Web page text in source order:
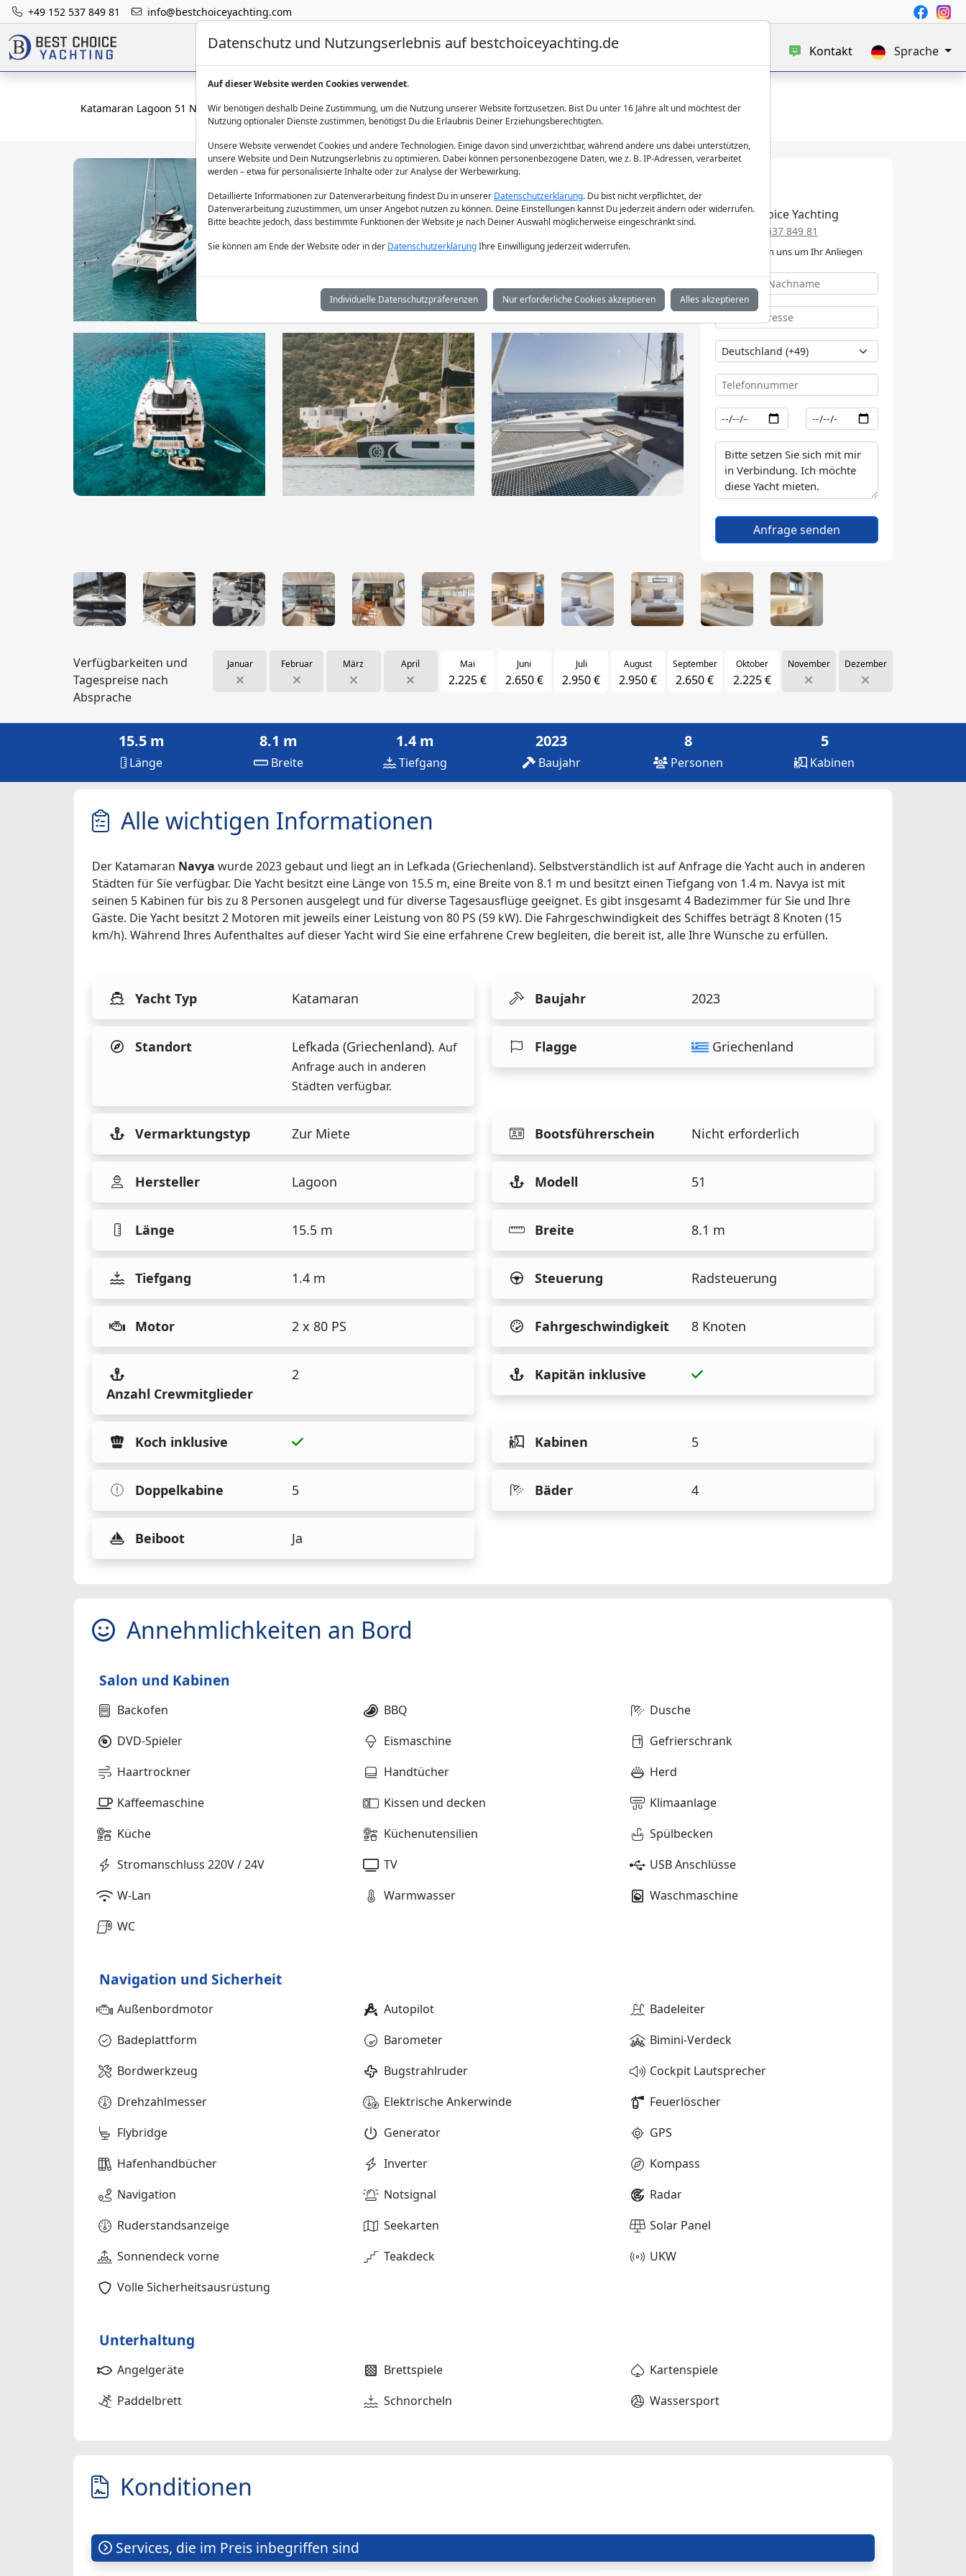
+49 152 537 849 81 info@bestchoiceyachting.com
Luxus Yacht Charter Yacht Charter Yacht Verkauf Kontakt Sprache
Katamaran Lagoon 51 Navya - Charter Lefkada Ionisches Meer
Best Choice Yachting
+49 152 537 849 81
Wir kümmern uns um Ihr Anliegen
Anfrage senden
Verfügbarkeiten und
Tagespreise nach
Absprache
Januar Februar März April Mai
2.225 €
Juni
2.650 €
Juli
2.950 €
August
2.950 €
September
2.650 €
Oktober
2.225 €
November Dezember
15.5 m
Länge
8.1 m
Breite
1.4 m
Tiefgang
2023
Baujahr
8
Personen
5
Kabinen
Alle wichtigen Informationen
Der Katamaran Navya wurde 2023 gebaut und liegt an in Lefkada (Griechenland). Selbstverständlich ist auf Anfrage die Yacht auch in anderen
Städten für Sie verfügbar. Die Yacht besitzt eine Länge von 15.5 m, eine Breite von 8.1 m und besitzt einen Tiefgang von 1.4 m. Navya ist mit
seinen 5 Kabinen für bis zu 8 Personen ausgelegt und für diverse Tagesausflüge geeignet. Es gibt insgesamt 4 Badezimmer für Sie und Ihre
Gäste. Die Yacht besitzt 2 Motoren mit jeweils einer Leistung von 80 PS (59 kW). Die Fahrgeschwindigkeit des Schiffes beträgt 8 Knoten (15
km/h). Während Ihres Aufenthaltes auf dieser Yacht wird Sie eine erfahrene Crew begleiten, die bereit ist, alle Ihre Wünsche zu erfüllen.
Yacht Typ Katamaran Baujahr 2023
Standort Lefkada (Griechenland). Auf
Anfrage auch in anderen
Städten verfügbar.
Flagge Griechenland
Vermarktungstyp Zur Miete Bootsführerschein Nicht erforderlich
Hersteller Lagoon Modell 51
Länge 15.5 m Breite 8.1 m
Tiefgang 1.4 m Steuerung Radsteuerung
Motor 2 x 80 PS Fahrgeschwindigkeit 8 Knoten
Anzahl Crewmitglieder
2 Kapitän inklusive
Koch inklusive Kabinen 5
Doppelkabine 5 Bäder 4
Beiboot Ja
Annehmlichkeiten an Bord
Salon und Kabinen
Backofen BBQ
Dusche
DVD-Spieler
Eismaschine
Gefrierschrank
Haartrockner
Handtücher
Herd
Kaffeemaschine
Kissen und decken
Klimaanlage
Küche
Küchenutensilien
Spülbecken
Stromanschluss 220V / 24V
TV
USB Anschlüsse
W-Lan
Warmwasser
Waschmaschine
WC
Navigation und Sicherheit
Außenbordmotor Autopilot
Badeleiter
Badeplattform
Barometer
Bimini-Verdeck
Bordwerkzeug
Bugstrahlruder
Cockpit Lautsprecher
Drehzahlmesser
Elektrische Ankerwinde
Feuerlöscher
Flybridge
Generator
GPS
Hafenhandbücher
Inverter
Kompass
Navigation
Notsignal
Radar
Ruderstandsanzeige
Seekarten
Solar Panel
Sonnendeck vorne
Teakdeck
UKW
Volle Sicherheitsausrüstung
Unterhaltung
Angelgeräte Brettspiele
Kartenspiele
Paddelbrett
Schnorcheln Wassersport
Konditionen
Services, die im Preis inbegriffen sind
Datenschutz und Nutzungserlebnis auf bestchoiceyachting.de
Auf dieser Website werden Cookies verwendet.
Wir benötigen deshalb Deine Zustimmung, um die Nutzung unserer Website fortzusetzen. Bist Du unter 16 Jahre alt und möchtest der
Nutzung optionaler Dienste zustimmen, benötigst Du die Erlaubnis Deiner Erziehungsberechtigten.
Unsere Website verwendet Cookies und andere Technologien. Einige davon sind unverzichtbar, während andere uns dabei unterstützen,
unsere Website und Dein Nutzungserlebnis zu optimieren. Dabei können personenbezogene Daten, wie z. B. IP-Adressen, verarbeitet
werden – etwa für personalisierte Inhalte oder zur Analyse der Werbewirkung.
Detaillierte Informationen zur Datenverarbeitung findest Du in unserer Datenschutzerklärung. Du bist nicht verpflichtet, der
Datenverarbeitung zuzustimmen, um unser Angebot nutzen zu können. Deine Einstellungen kannst Du jederzeit ändern oder widerrufen.
Bitte beachte jedoch, dass bestimmte Funktionen der Website je nach Deiner Auswahl möglicherweise eingeschränkt sind.
Sie können am Ende der Website oder in der DatenschutzerklärungIhre Einwilligung jederzeit widerrufen.
Individuelle Datenschutzpräferenzen Nur erforderliche Cookies akzeptieren Alles akzeptieren